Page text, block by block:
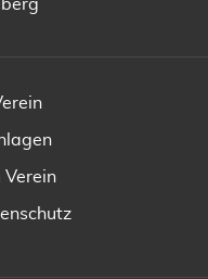
Verein